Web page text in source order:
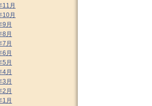
11月
10月
9月
8月
7月
6月
5月
4月
3月
2月
1月